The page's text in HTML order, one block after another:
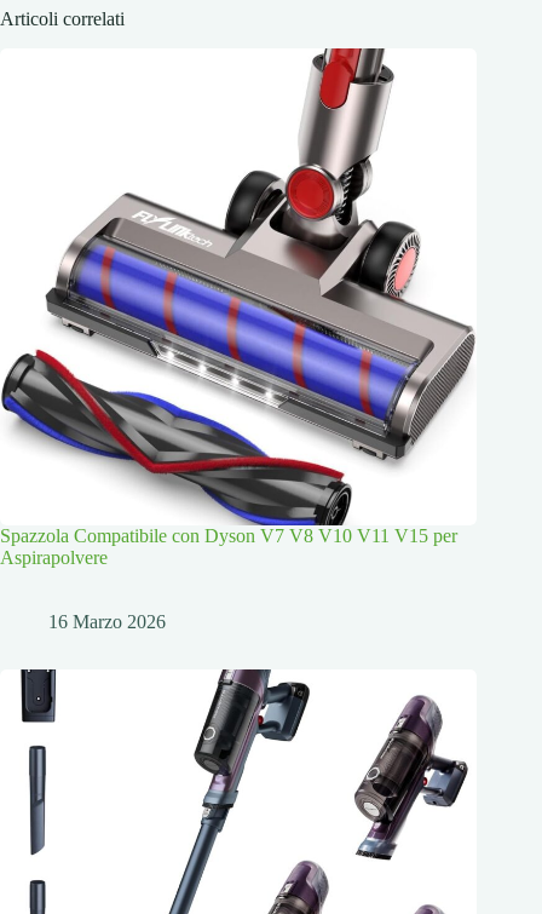
Articoli correlati
Spazzola Compatibile con Dyson V7 V8 V10 V11 V15 per
Aspirapolvere
16 Marzo 2026